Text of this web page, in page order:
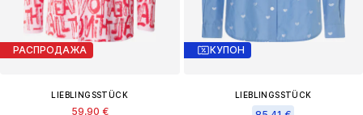
РАСПРОДАЖА
LIEBLINGSSTÜCK
59,90 €
КУПОН
LIEBLINGSSTÜCK